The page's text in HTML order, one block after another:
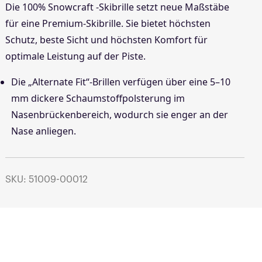
Die 100% Snowcraft -Skibrille setzt neue Maßstäbe
für eine Premium-Skibrille. Sie bietet höchsten
Schutz, beste Sicht und höchsten Komfort für
optimale Leistung auf der Piste.
Die „Alternate Fit“-Brillen verfügen über eine 5–10
mm dickere Schaumstoffpolsterung im
Nasenbrückenbereich, wodurch sie enger an der
Nase anliegen.
SKU: 51009-00012